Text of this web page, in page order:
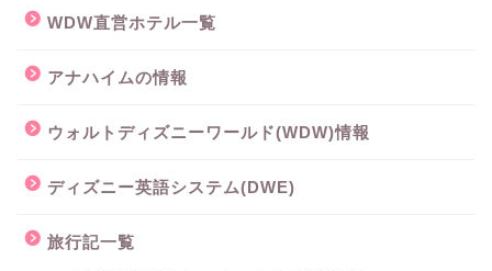
WDW直営ホテル一覧
アナハイムの情報
ウォルトディズニーワールド(WDW)情報
ディズニー英語システム(DWE)
旅行記一覧